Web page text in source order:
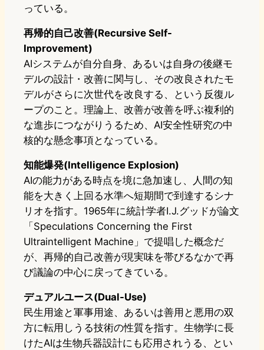
っている。
再帰的自己改善(Recursive Self-
Improvement)
AIシステムが自分自身、あるいは自身の後継モ
デルの設計・改善に関与し、その改良されたモ
デルがさらに次世代を改良する、という反復ル
ープのこと。理論上、改善が改善を呼ぶ複利的
な進歩につながりうるため、AI安全性研究の中
核的な懸念事項となっている。
知能爆発(Intelligence Explosion)
AIの能力がある時点を境に急加速し、人間の知
能を大きく上回る水準へ短期間で到達するシナ
リオを指す。1965年に統計学者I.J.グッドが論文
「Speculations Concerning the First
Ultraintelligent Machine」で提唱した概念だ
が、再帰的自己改善が現実味を帯びるなかで再
び議論の中心に戻ってきている。
デュアルユース(Dual-Use)
民生用途と軍事用途、あるいは善用と悪用の双
方に転用しうる技術の性質を指す。生物学に長
けたAIは生物兵器設計にも応用されうる、とい